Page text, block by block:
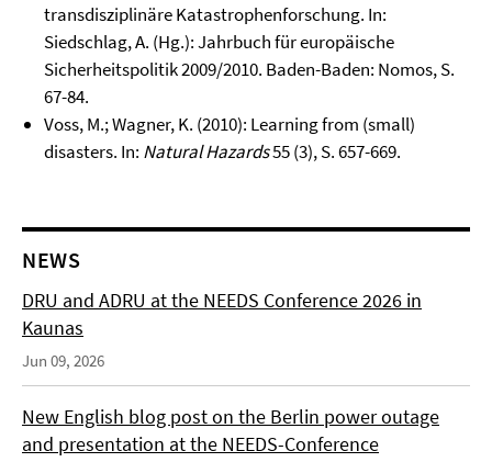
transdisziplinäre Katastrophenforschung. In:
Siedschlag, A. (Hg.): Jahrbuch für europäische
Sicherheitspolitik 2009/2010. Baden-Baden: Nomos, S.
67-84.
Voss, M.; Wagner, K. (2010): Learning from (small)
disasters. In: Natural Hazards55 (3), S. 657-669.
NEWS
DRU and ADRU at the NEEDS Conference 2026 in
Kaunas
Jun 09, 2026
New English blog post on the Berlin power outage
and presentation at the NEEDS-Conference